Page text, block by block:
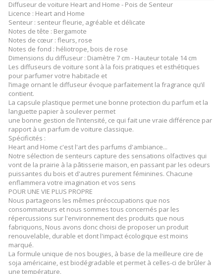
Diffuseur de voiture Heart and Home - Pois de Senteur
Licence : Heart and Home
Senteur : senteur fleurie, agréable et délicate
Notes de tête : Bergamote
Notes de cœur : fleurs, rose
Notes de fond : héliotrope, bois de rose
Dimensions du diffuseur : Diamètre 7 cm - Hauteur totale 14 cm
Les diffuseurs de voiture sont à la fois pratiques et esthétiques
pour parfumer votre habitacle et
l’image ornant le diffuseur évoque parfaitement la fragrance qu’il
contient.
La capsule plastique permet une bonne protection du parfum et la
languette papier à soulever permet
une bonne gestion de l’intensité, ce qui fait une vraie différence par
rapport à un parfum de voiture classique.
Spécificités :
Heart and Home c'est l'art des parfums d'ambiance...
Notre sélection de senteurs capture des sensations olfactives qui
vont de la prairie à la pâtisserie maison, en passant par les odeurs
puissantes du bois et d'autres purement féminines. Chacune
enflammera votre imagination et vos sens
POUR UNE VIE PLUS PROPRE
Nous partageons les mêmes préoccupations que nos
consommateurs et nous sommes tous concernés par les
répercussions sur l'environnement des produits que nous
fabriquons, Nous avons donc choisi de proposer un produit
renouvelable, durable et dont l'impact écologique est moins
marqué.
La formule unique de nos bougies, à base de la meilleure cire de
soja américaine, est biodégradable et permet à celles-ci de brûler à
une température.